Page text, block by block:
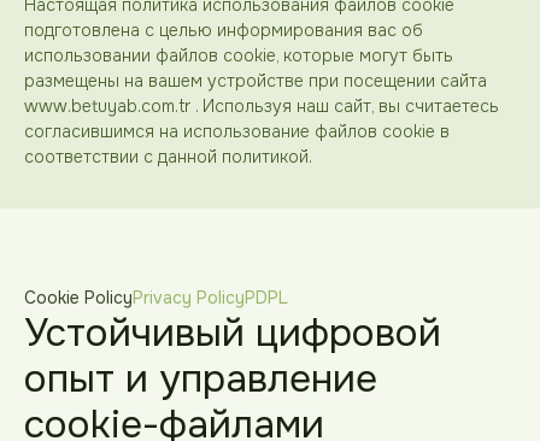
Настоящая политика использования файлов cookie
подготовлена с целью информирования вас об
использовании файлов cookie, которые могут быть
размещены на вашем устройстве при посещении сайта
www.betuyab.com.tr . Используя наш сайт, вы считаетесь
согласившимся на использование файлов cookie в
соответствии с данной политикой.
Cookie PolicyPrivacy PolicyPDPL
Устойчивый цифровой
опыт и управление
cookie-файлами